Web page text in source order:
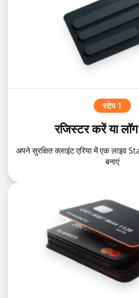
स्टेप 1
रजिस्टर करें या
अपने सुरक्षित क्लाइंट एरिया में एक लाइव
बनाएं